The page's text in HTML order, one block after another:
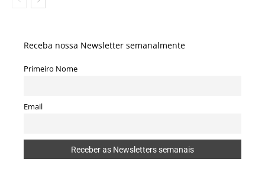
Receba nossa Newsletter semanalmente
Primeiro Nome
Email